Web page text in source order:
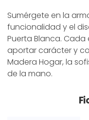
Sumérgete en la
funcionalidad y el
Puerta Blanca.
aportar carácter y
Madera Hogar, la
de la mano.